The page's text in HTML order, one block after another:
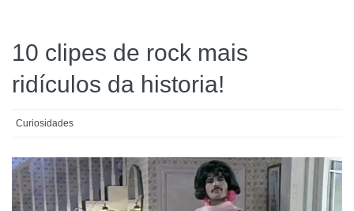
10 clipes de rock mais
ridículos da historia!
Curiosidades